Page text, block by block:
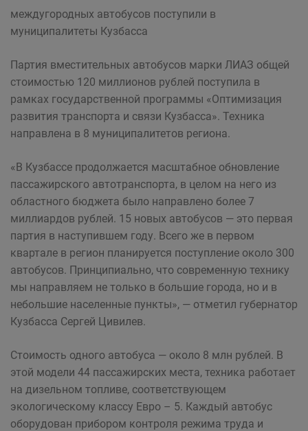
междугородных автобусов поступили в
муниципалитеты Кузбасса
Партия вместительных автобусов марки ЛИАЗ общей
стоимостью 120 миллионов рублей поступила в
рамках государственной программы «Оптимизация
развития транспорта и связи Кузбасса». Техника
направлена в 8 муниципалитетов региона.
«В Кузбассе продолжается масштабное обновление
пассажирского автотранспорта, в целом на него из
областного бюджета было направлено более 7
миллиардов рублей. 15 новых автобусов — это первая
партия в наступившем году. Всего же в первом
квартале в регион планируется поступление около 300
автобусов. Принципиально, что современную технику
мы направляем не только в большие города, но и в
небольшие населенные пункты», — отметил губернатор
Кузбасса Сергей Цивилев.
Стоимость одного автобуса — около 8 млн рублей. В
этой модели 44 пассажирских места, техника работает
на дизельном топливе, соответствующем
экологическому классу Евро – 5. Каждый автобус
оборудован прибором контроля режима труда и